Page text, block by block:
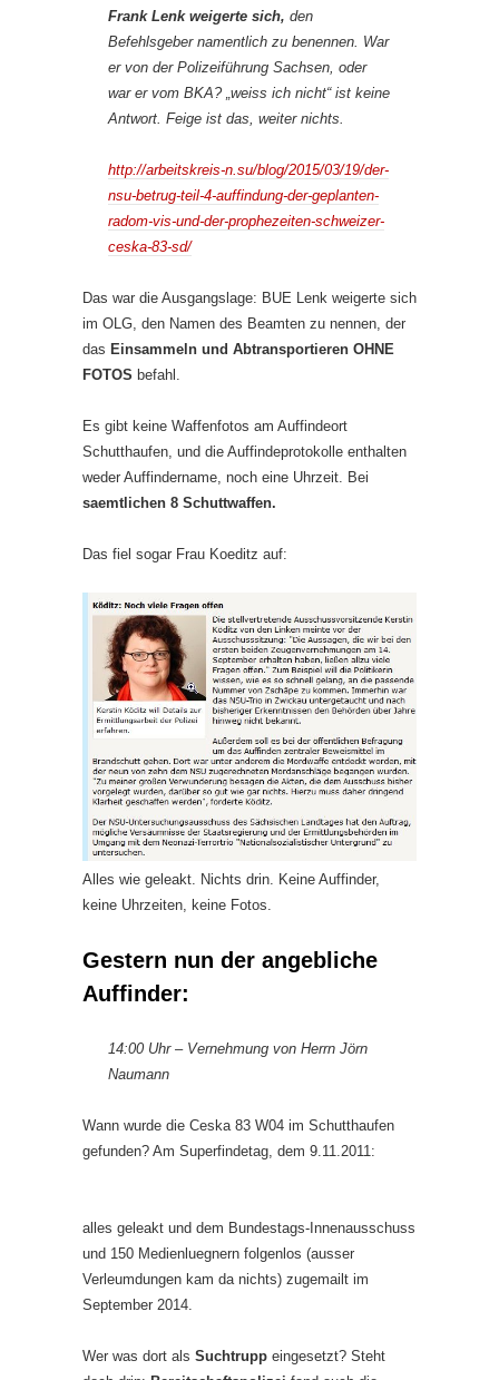
Frank Lenk weigerte sich, den
Befehlsgeber namentlich zu benennen. War
er von der Polizeiführung Sachsen, oder
war er vom BKA? „weiss ich nicht“ ist keine
Antwort. Feige ist das, weiter nichts.
http://arbeitskreis-n.su/blog/2015/03/19/der-
nsu-betrug-teil-4-auffindung-der-geplanten-
radom-vis-und-der-prophezeiten-schweizer-
ceska-83-sd/
Das war die Ausgangslage: BUE Lenk weigerte sich
im OLG, den Namen des Beamten zu nennen, der
das Einsammeln und Abtransportieren OHNE
FOTOS befahl.
Es gibt keine Waffenfotos am Auffindeort
Schutthaufen, und die Auffindeprotokolle enthalten
weder Auffindername, noch eine Uhrzeit. Bei
saemtlichen 8 Schuttwaffen.
Das fiel sogar Frau Koeditz auf:
Alles wie geleakt. Nichts drin. Keine Auffinder,
keine Uhrzeiten, keine Fotos.
Gestern nun der angebliche
Auffinder:
14:00 Uhr – Vernehmung von Herrn Jörn
Naumann
Wann wurde die Ceska 83 W04 im Schutthaufen
gefunden? Am Superfindetag, dem 9.11.2011:
alles geleakt und dem Bundestags-Innenausschuss
und 150 Medienluegnern folgenlos (ausser
Verleumdungen kam da nichts) zugemailt im
September 2014.
Wer was dort als Suchtrupp eingesetzt? Steht